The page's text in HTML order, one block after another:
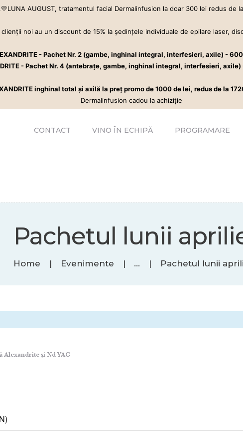
AUGUST, tratamentul facial Dermalinfusion la doar 300 lei redus de
noi au un discount de 15% la şedinţele individuale de epilare laser,
- Pachet Nr. 2 (gambe, inghinal integral, interfesieri, axile) -
- Pachet Nr. 4 (antebraţe, gambe, inghinal integral, interfesieri,
inghinal total şi axilă la preţ promo de 1000 de lei, redus de la
Dermalinfusion cadou la achiziţie
CONTACT VINO ÎN ECHIPĂ PROGRAMARE
Pachetul lunii
Home Evenimente ... Pachetul lunii
să îti îmbunătățești aspectul pielii și starea de bine cu Dermalinfusion®️.
Alexandrite și Nd YAG